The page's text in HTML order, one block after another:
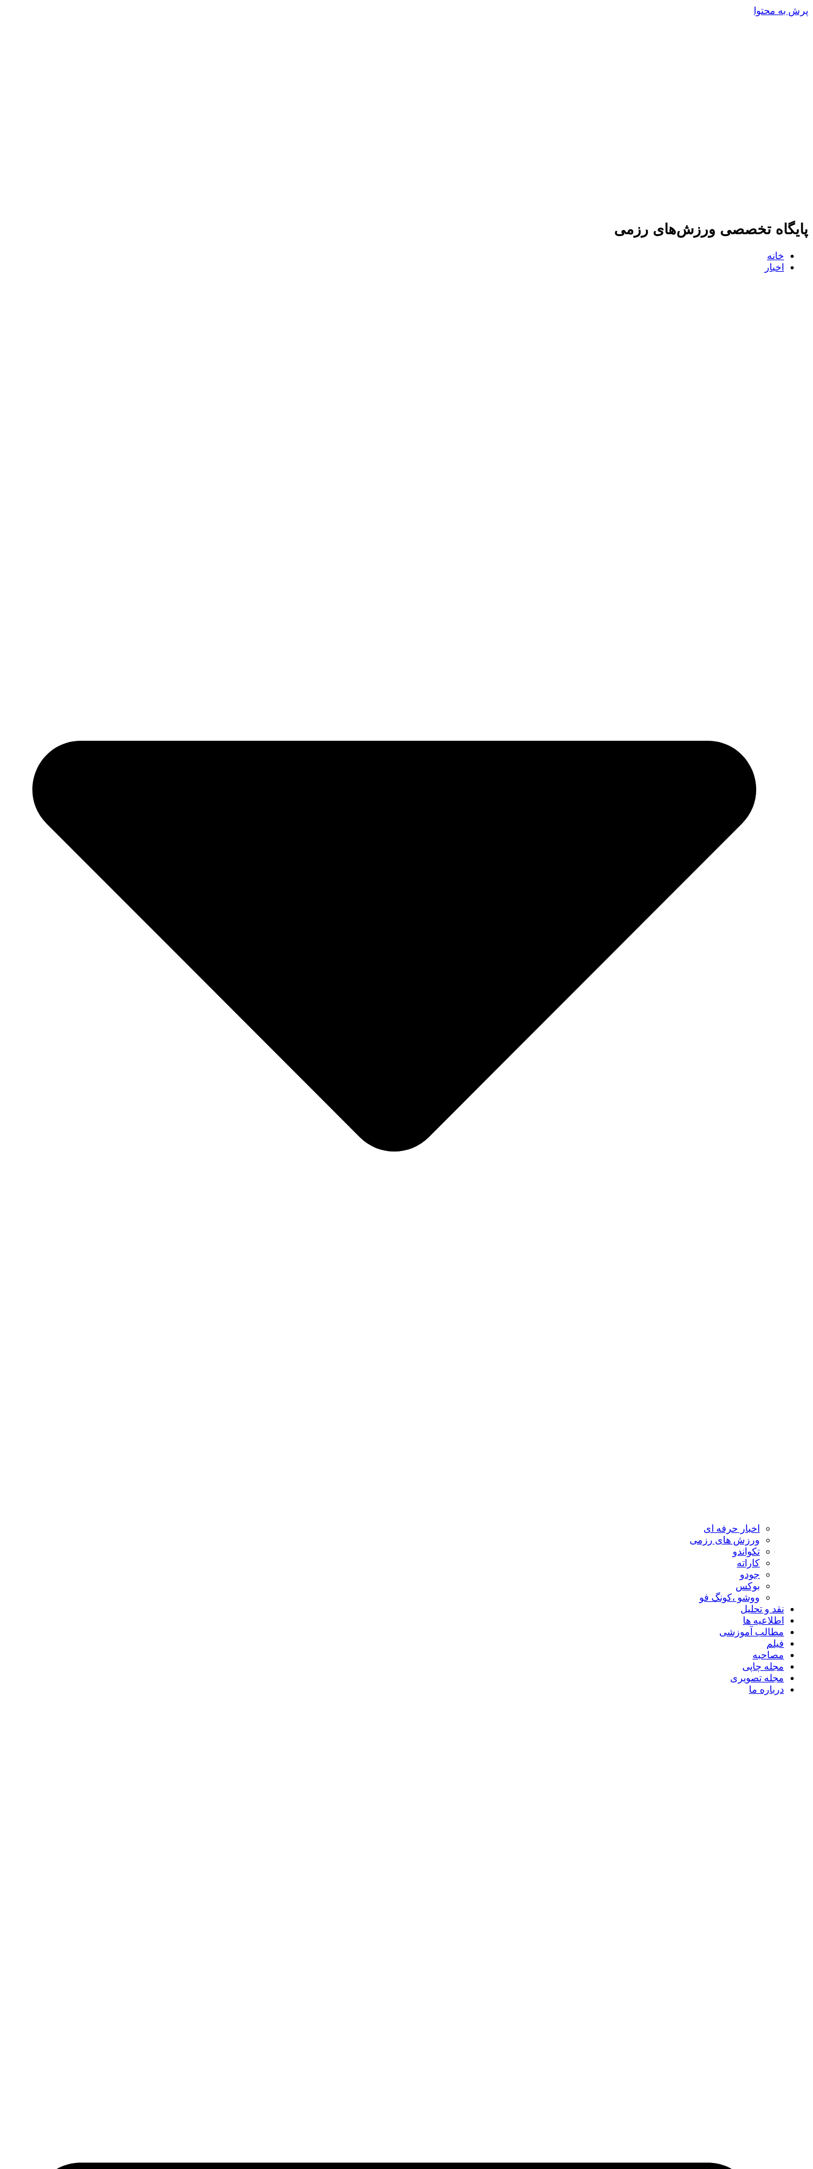
پرش به محتوا
پایگاه تخصصی ورزش‌های رزمی
خانه
اخبار
اخبار حرفه ای
ورزش های رزمی
تکواندو
کاراته
جودو
بوکس
ووشو ،کونگ فو
نقد و تحلیل
اطلاعیه ها
مطالب آموزشی
فیلم
مصاحبه
مجله چاپی
مجله تصویری
درباره ما